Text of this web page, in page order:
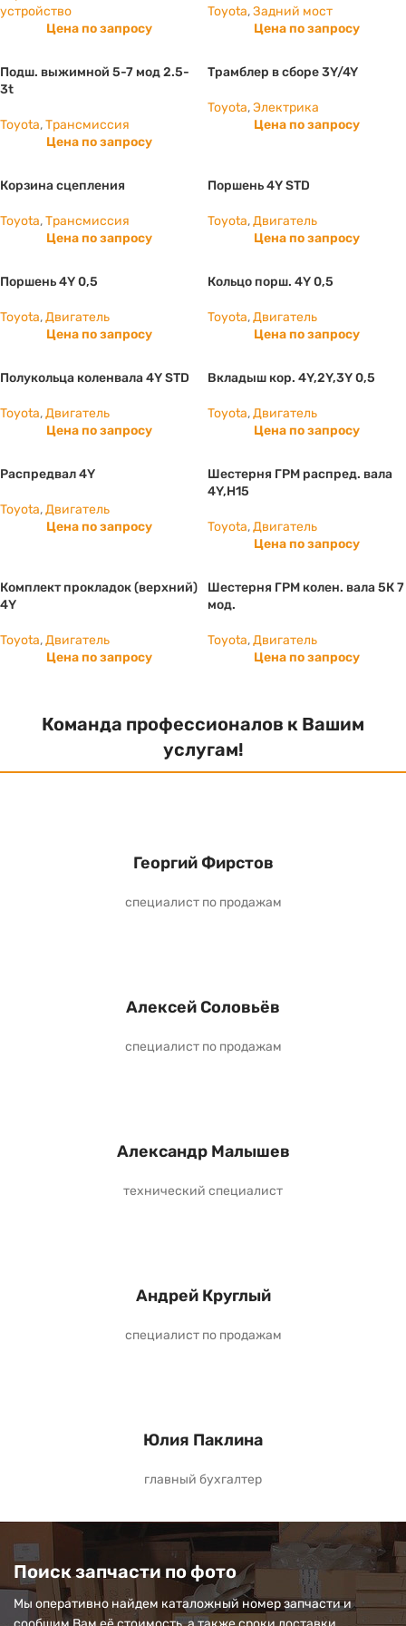
устройство
Цена по запросу
Toyota,Задний мост
Цена по запросу
Подш. выжимной 5-7 мод 2.5-
3t
Toyota,Трансмиссия
Цена по запросу
Трамблер в сборе 3Y/4Y
Toyota,Электрика
Цена по запросу
Корзина сцепления
Toyota,Трансмиссия
Цена по запросу
Поршень 4Y STD
Toyota,Двигатель
Цена по запросу
Поршень 4Y 0,5
Toyota,Двигатель
Цена по запросу
Кольцо порш. 4Y 0,5
Toyota,Двигатель
Цена по запросу
Полукольца коленвала 4Y STD
Toyota,Двигатель
Цена по запросу
Вкладыш кор. 4Y,2Y,3Y 0,5
Toyota,Двигатель
Цена по запросу
Распредвал 4Y
Toyota,Двигатель
Цена по запросу
Шестерня ГРМ распред. вала
4Y,H15
Toyota,Двигатель
Цена по запросу
Комплект прокладок (верхний)
4Y
Toyota,Двигатель
Цена по запросу
Шестерня ГРМ колен. вала 5К 7
мод.
Toyota,Двигатель
Цена по запросу
Команда профессионалов к Вашим
услугам!
Георгий Фирстов
специалист по продажам
Алексей Соловьёв
специалист по продажам
Александр Малышев
технический специалист
Андрей Круглый
специалист по продажам
Юлия Паклина
главный бухгалтер
Поиск запчасти по фото
Мы оперативно найдем каталожный номер запчасти и